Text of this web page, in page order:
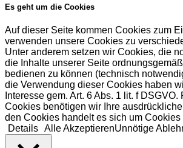
Es geht um die Cookies
Auf dieser Seite kommen Cookies zum
verwenden unsere Cookies zu
Unter anderem setzen wir Cookies, die
die Inhalte unserer Seite
bedienen zu können (technisch
die Verwendung dieser Cookies haben
Interesse gem. Art. 6 Abs. 1 lit. f
Cookies benötigen wir Ihre
den Cookies handelt es sich um Cookies
Details Alle AkzeptierenUnnötige